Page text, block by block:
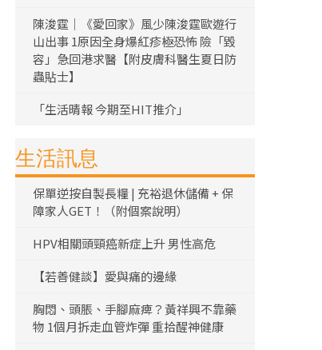
陳浚霆｜《愛回家》風少陳浚霆歐遊行
山出事 1原因全身爆紅疹極恐怖 險「毀
容」急回港求醫【附皮膚科醫生夏日防
蟲貼士】
「生活晴報 今期至HIT推介」
生活訊息
保單逆按自製長糧 | 充裕退休儲備 + 保
障家人GET！（附個案說明）
HPV相關頭頸癌新症上升 男性高危
【若善健談】愛與痛的邊緣
胸悶、頭脹、手腳麻痺？黃祥興不靠藥
物 1個月拆走血管炸彈 重拾醒神健康